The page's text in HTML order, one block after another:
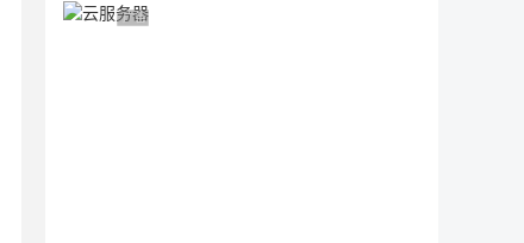
广告 商业广告，理性选择